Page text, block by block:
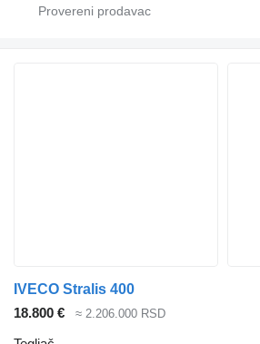
IVECO Stralis 400
18.800 €
≈ 2.206.000 RSD